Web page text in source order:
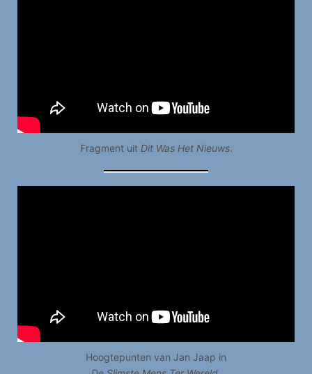
Fragment uit Dit Was Het Nieuws.
Hoogtepunten van Jan Jaap in